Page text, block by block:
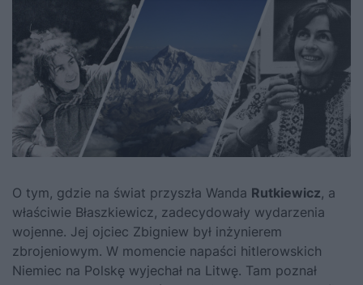
O tym, gdzie na świat przyszła Wanda Rutkiewicz, a
właściwie Błaszkiewicz, zadecydowały wydarzenia
wojenne. Jej ojciec Zbigniew był inżynierem
zbrojeniowym. W momencie napaści hitlerowskich
Niemiec na Polskę wyjechał na Litwę. Tam poznał